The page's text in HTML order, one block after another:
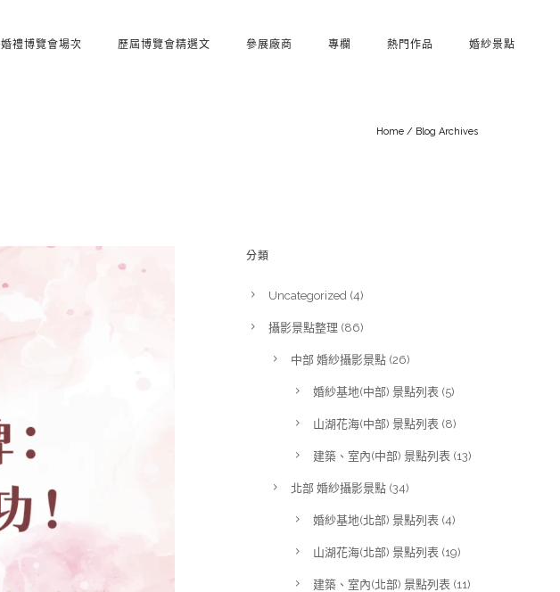
婚禮博覽會場次 歷屆博覽會精選文 參展廠商 專欄 熱門作品 婚紗景點
Home / Blog Archives
分類
Uncategorized (4)
攝影景點整理 (86)
中部 婚紗攝影景點 (26)
婚紗基地(中部) 景點列表 (5)
山湖花海(中部) 景點列表 (8)
建築、室內(中部) 景點列表 (13)
北部 婚紗攝影景點 (34)
婚紗基地(北部) 景點列表 (4)
山湖花海(北部) 景點列表 (19)
建築、室內(北部) 景點列表 (11)